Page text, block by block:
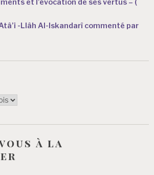
-Llâh Al-Iskandarî commenté par
à la